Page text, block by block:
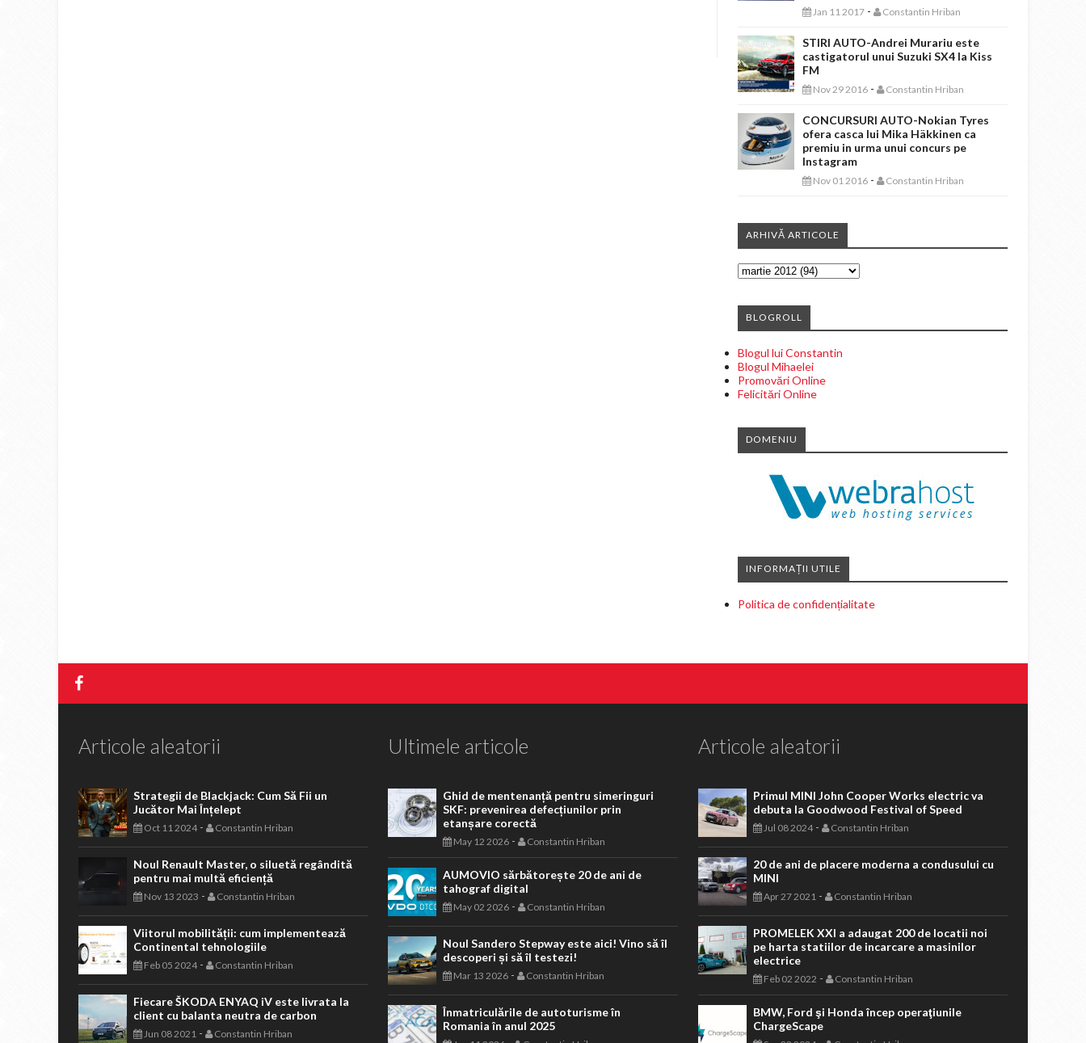
Jan 11 2017 - Constantin Hriban
STIRI AUTO-Andrei Murariu este
castigatorul unui Suzuki SX4 la Kiss
FM
Nov 29 2016 - Constantin Hriban
CONCURSURI AUTO-Nokian Tyres
ofera casca lui Mika Häkkinen ca
premiu in urma unui concurs pe
Instagram
Nov 01 2016 - Constantin Hriban
ARHIVĂ ARTICOLE
BLOGROLL
Blogul lui Constantin
Blogul Mihaelei
Promovări Online
Felicitări Online
DOMENIU
INFORMAȚII UTILE
Politica de confidențialitate
Articole aleatorii
Strategii de Blackjack: Cum Să Fii un
Jucător Mai Înțelept
Oct 11 2024- Constantin Hriban
Noul Renault Master, o siluetă regândită
pentru mai multă eficiență
Nov 13 2023 - Constantin Hriban
Viitorul mobilității: cum implementează
Continental tehnologiile
Feb 05 2024- Constantin Hriban
Fiecare ŠKODA ENYAQ iV este livrata la
client cu balanta neutra de carbon
Jun 08 2021 - Constantin Hriban
Ultimele articole
Ghid de mentenanță pentru simeringuri
SKF: prevenirea defecțiunilor prin
etanșare corectă
May 12 2026 - Constantin Hriban
AUMOVIO sărbătorește 20 de ani de
tahograf digital
May 02 2026 - Constantin Hriban
Noul Sandero Stepway este aici! Vino să îl
descoperi și să îl testezi!
Mar 13 2026 - Constantin Hriban
Înmatriculările de autoturisme în
Romania în anul 2025
Articole aleatorii
Primul MINI John Cooper Works electric va
debuta la Goodwood Festival of Speed
Jul 08 2024- Constantin Hriban
20 de ani de placere moderna a condusului cu
MINI
Apr 27 2021 - Constantin Hriban
PROMELEK XXI a adaugat 200 de locatii noi
pe harta statiilor de incarcare a masinilor
electrice
Feb 02 2022 - Constantin Hriban
BMW, Ford şi Honda încep operaţiunile
ChargeScape